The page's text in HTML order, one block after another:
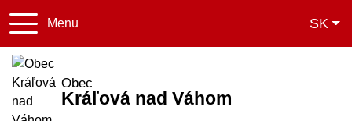
Menu
+421 031 771 31
SK
Obec
Kráľová nad Váhom